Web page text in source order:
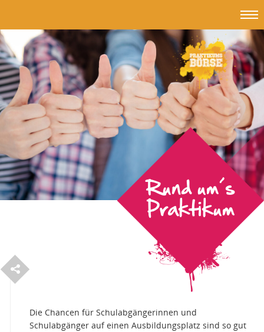
#Jub
-
Jungend
und
Beruf
Rund um´s
Praktikum
Die Chancen für Schulabgängerinnen und
Schulabgänger auf einen Ausbildungsplatz sind so gut